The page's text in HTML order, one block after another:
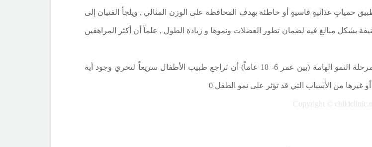
حمياتٍ غذائيةٍ قاسيةٍ أو خاطئة بهدف المحافظة على الوزن المثالي , ويلجأ الفتيان إلى
بشكل مبالغ فيه لضمان تطور العضلات ونموها و زيادة الطول , علماً أن أكثر المراهقين
ومن الضروري حين تلاحظ الأم أي اضطراباتٍ في نمو طفلها في مرحلة النمو الهامة (بين عمر 6- 18 عاماً) أن تراجع طبيب الأطفال سريعاً لتحري وجود أية
من الأسباب التي قد تؤثر على نمو الطفل 0
Copyright ©